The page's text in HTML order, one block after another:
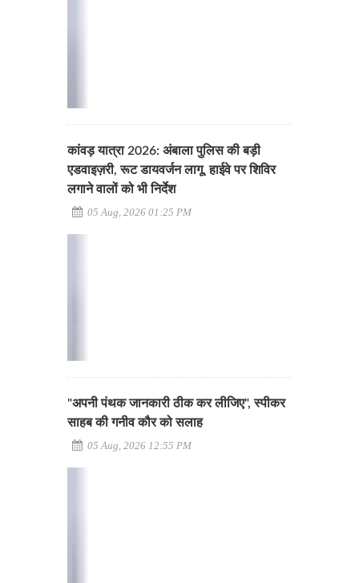
कांवड़ यात्रा 2026: अंबाला पुलिस की बड़ी
एडवाइज़री, रूट डायवर्जन लागू, हाईवे पर शिविर
लगाने वालों को भी निर्देश
05 Aug, 2026 01:25 PM
"अपनी पंथक जानकारी ठीक कर लीजिए", स्पीकर
साहब की गनीव कौर को सलाह
05 Aug, 2026 12:55 PM